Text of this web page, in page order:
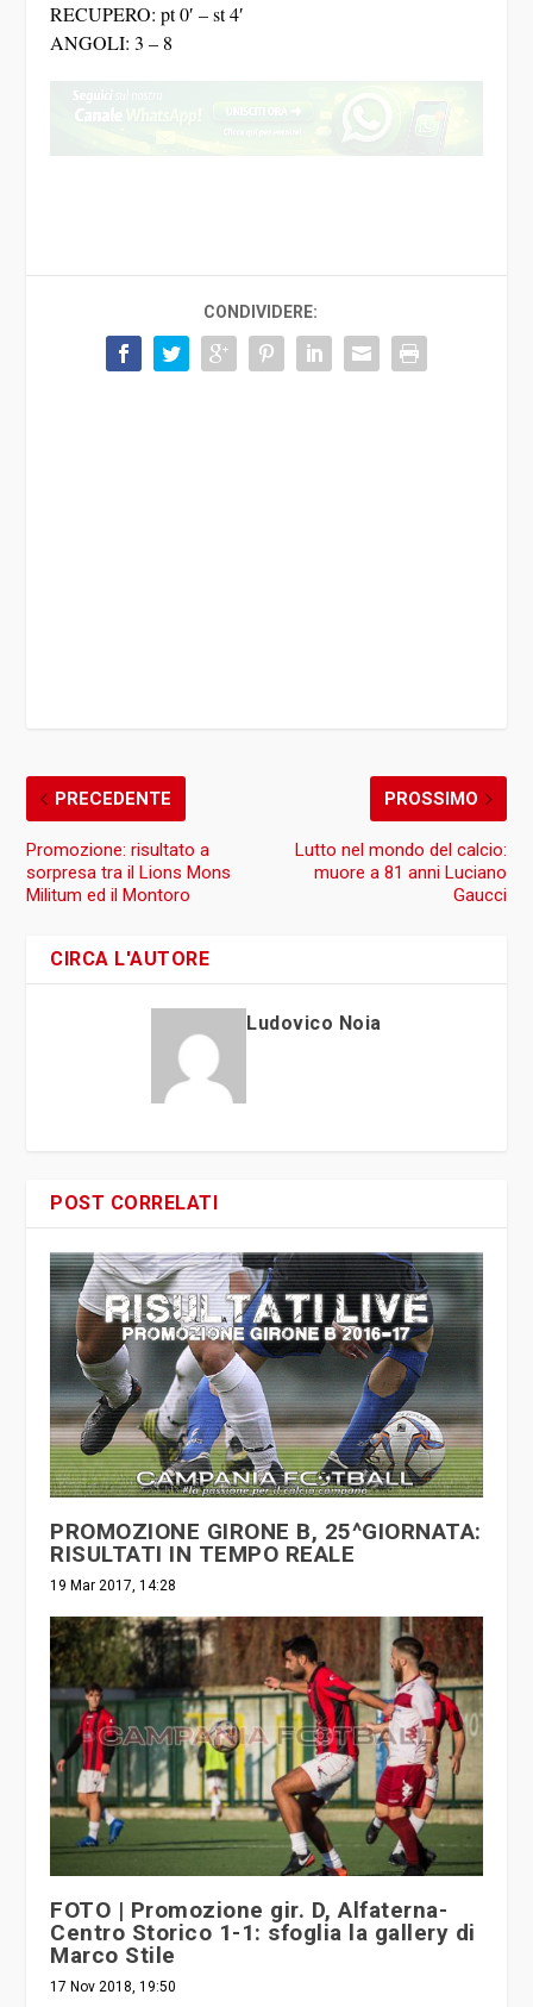
RECUPERO: pt 0′ – st 4′
ANGOLI: 3 – 8
CONDIVIDERE:
PRECEDENTE
Promozione: risultato a
sorpresa tra il Lions Mons
Militum ed il Montoro
PROSSIMO
Lutto nel mondo del calcio:
muore a 81 anni Luciano
Gaucci
CIRCA L'AUTORE
Ludovico Noia
POST CORRELATI
PROMOZIONE GIRONE B, 25^GIORNATA:
RISULTATI IN TEMPO REALE
19 Mar 2017, 14:28
FOTO | Promozione gir. D, Alfaterna-
Centro Storico 1-1: sfoglia la gallery di
Marco Stile
17 Nov 2018, 19:50